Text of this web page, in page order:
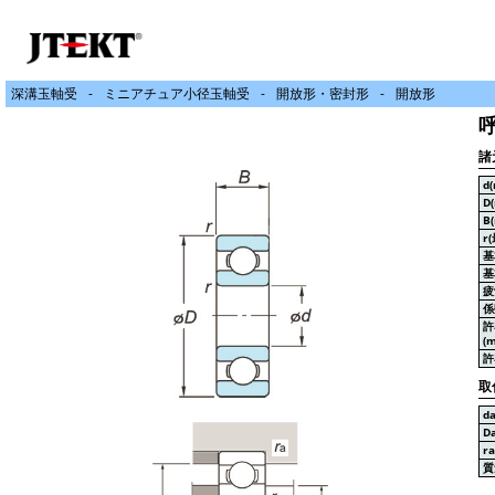
深溝玉軸受 ミニアチュア小径玉軸受 開放形・密封形 開放形
諸
r(
取